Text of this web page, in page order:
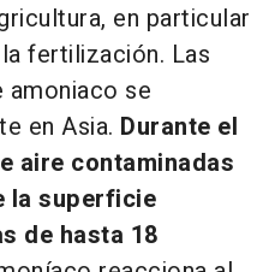
en particular
fertilización. Las
amoniaco se
en Asia. Durante el
aire contaminadas
la superficie
de hasta 18